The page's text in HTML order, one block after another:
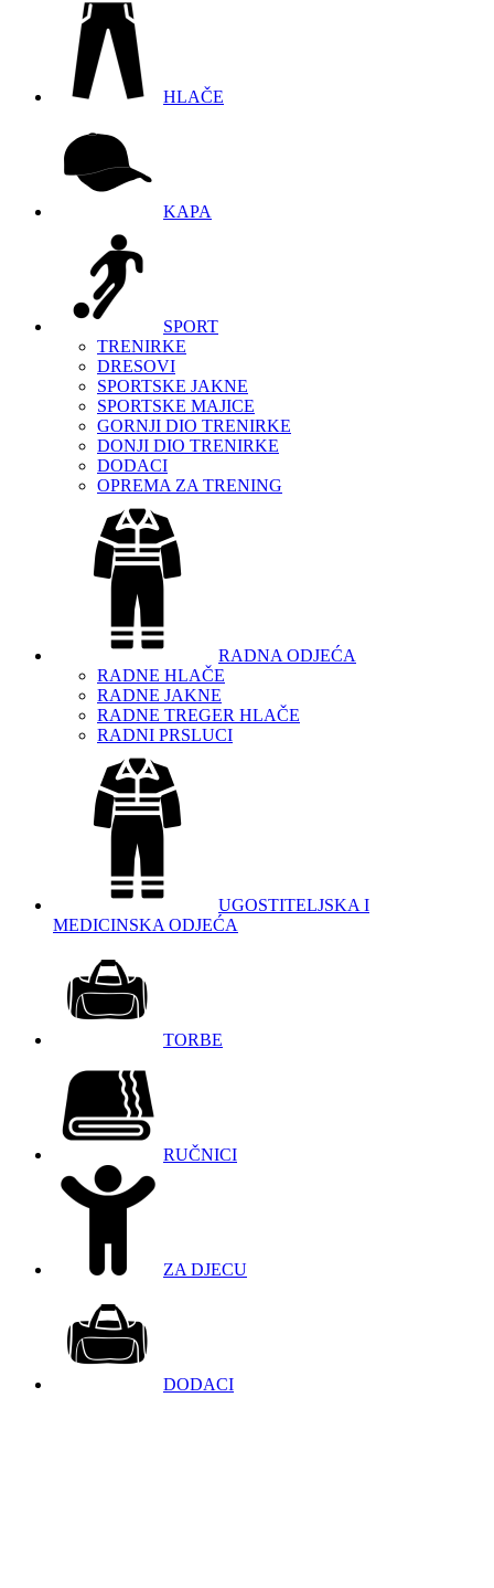
HLAČE
KAPA
SPORT
TRENIRKE
DRESOVI
SPORTSKE JAKNE
SPORTSKE MAJICE
GORNJI DIO TRENIRKE
DONJI DIO TRENIRKE
DODACI
OPREMA ZA TRENING
RADNA ODJEĆA
RADNE HLAČE
RADNE JAKNE
RADNE TREGER HLAČE
RADNI PRSLUCI
UGOSTITELJSKA I
MEDICINSKA ODJEĆA
TORBE
RUČNICI
ZA DJECU
DODACI